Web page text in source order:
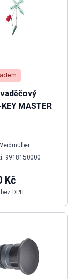
MASTER
9918150000
Kč
DPH